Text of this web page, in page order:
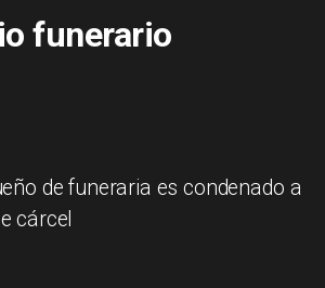
funerario
de funeraria es condenado a
cárcel